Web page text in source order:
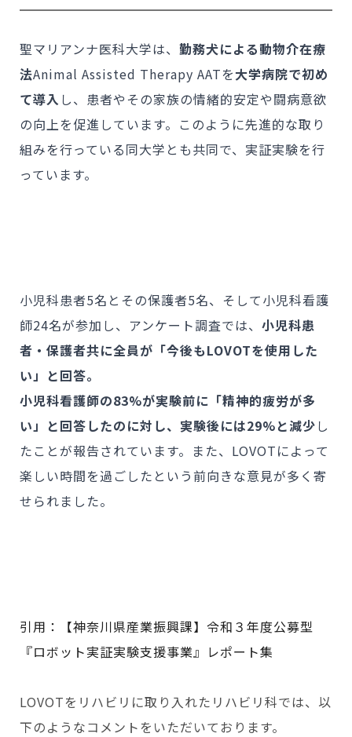
聖マリアンナ医科大学は、 勤務犬による動物介在療
法Animal Assisted Therapy AATを大学病院で初め
て導入 し、患者やその家族の情緒的安定や闘病意欲
の向上を促進しています。このように先進的な取り
組みを行っている同大学とも共同で、実証実験を行
っています。
小児科患者5名とその保護者5名、そして小児科看護
師24名が参加し、アンケート調査では、 小児科患
者・保護者共に全員が「今後もLOVOTを使用した
い」と回答。
小児科看護師の83%が実験前に「精神的疲労が多
い」と回答したのに対し、実験後には29%と減少し
たことが報告されています。また、LOVOTによって
楽しい時間を過ごしたという前向きな意見が多く寄
せられました。
引用：【神奈川県産業振興課】令和３年度公募型
『ロボット実証実験支援事業』レポート集
LOVOTをリハビリに取り入れたリハビリ科では、以
下のようなコメントをいただいております。